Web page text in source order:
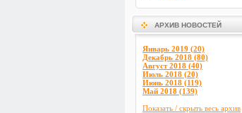
АРХИВ НОВОСТЕЙ
Январь 2019 (20)
Декабрь 2018 (80)
Август 2018 (40)
Июль 2018 (20)
Июнь 2018 (119)
Май 2018 (139)
Показать / скрыть весь архив